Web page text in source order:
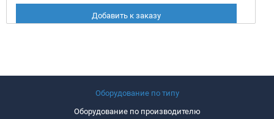
Добавить к заказу
Оборудование по типу
Оборудование по производителю